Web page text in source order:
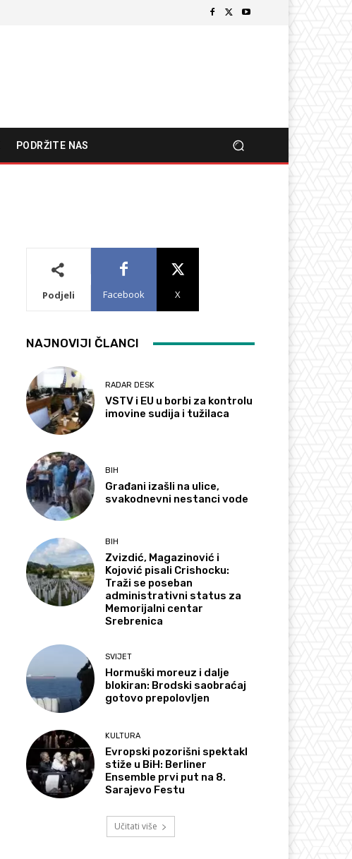
PODRŽITE NAS
Podjeli Facebook X
NAJNOVIJI ČLANCI
RADAR DESK
VSTV i EU u borbi za kontrolu
imovine sudija i tužilaca
BIH
Građani izašli na ulice,
svakodnevni nestanci vode
BIH
Zvizdić, Magazinović i
Kojović pisali Crishocku:
Traži se poseban
administrativni status za
Memorijalni centar
Srebrenica
SVIJET
Hormuški moreuz i dalje
blokiran: Brodski saobraćaj
gotovo prepolovljen
KULTURA
Evropski pozorišni spektakl
stiže u BiH: Berliner
Ensemble prvi put na 8.
Sarajevo Festu
Učitati više